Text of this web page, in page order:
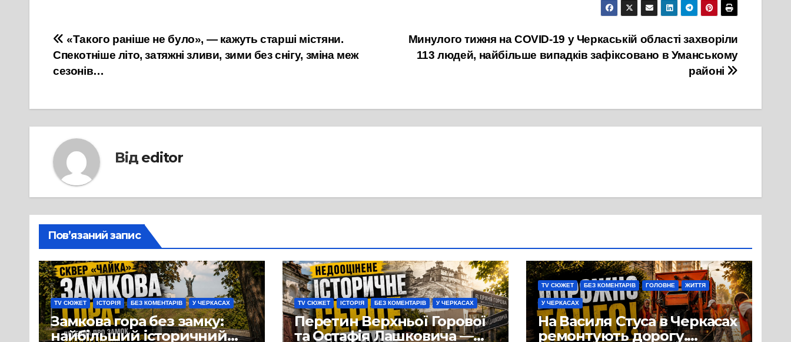
Навігація
записів
Минулого тижня на COVID-19 у Черкаській області захворіли
113 людей, найбільше випадків зафіксовано в Уманському
районі
«Такого раніше не було», — кажуть старші містяни.
Спекотніше літо, затяжні зливи, зими без снігу, зміна меж
сезонів…
Від editor
Пов’язаний запис
TV СЮЖЕТ ІСТОРІЯ БЕЗ КОМЕНТАРІВ У ЧЕРКАСАХ
Замкова гора без замку:
найбільший історичний
TV СЮЖЕТ ІСТОРІЯ БЕЗ КОМЕНТАРІВ У ЧЕРКАСАХ
Перетин Верхньої Горової
та Остафія Лашковича —
TV СЮЖЕТ БЕЗ КОМЕНТАРІВ ГОЛОВНЕ ЖИТТЯ
У ЧЕРКАСАХ
На Василя Стуса в Черкасах
ремонтують дорогу.